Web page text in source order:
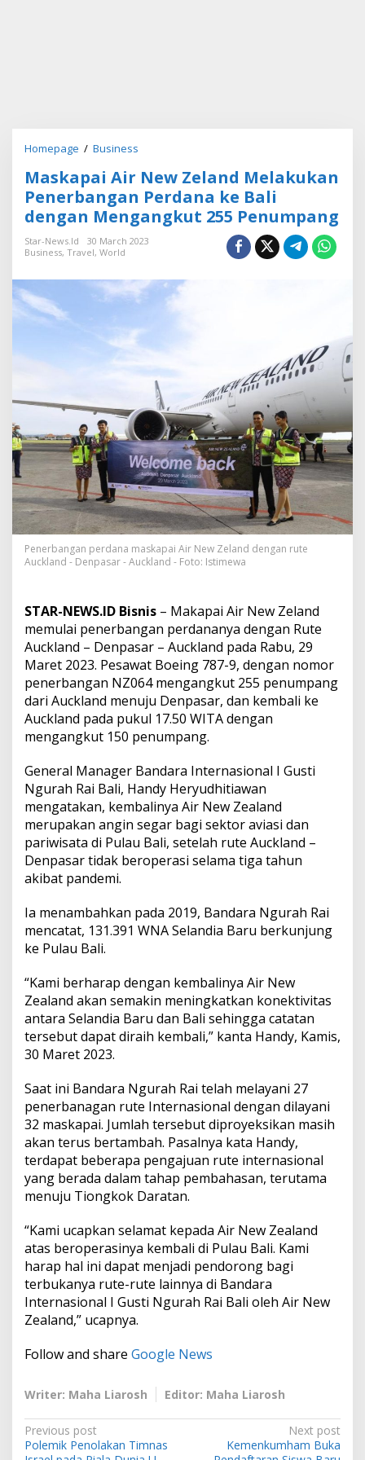
Homepage / Business
p
a
i
r
e
n
M
e
l
a
k
u
k
a
n
e
r
b
a
n
g
a
n
P
r
d
a
n
a
k
e
B
i
d
e
a
n
M
e
n
n
g
k
u
t
2
5
5
P
n
u
m
p
a
n
Maskapai Air New Zeland Melakukan
Penerbangan Perdana ke Bali
dengan Mengangkut 255 Penumpang
Star-News.id
30 March 2023
Business, Travel, World
Penerbangan perdana maskapai Air New Zeland dengan rute
Auckland - Denpasar - Auckland - Foto: Istimewa
STAR-NEWS.ID Bisnis – Makapai Air New Zeland
memulai penerbangan perdananya dengan Rute
Auckland – Denpasar – Auckland pada Rabu, 29
Maret 2023. Pesawat Boeing 787-9, dengan nomor
penerbangan NZ064 mengangkut 255 penumpang
dari Auckland menuju Denpasar, dan kembali ke
Auckland pada pukul 17.50 WITA dengan
mengangkut 150 penumpang.
General Manager Bandara Internasional I Gusti
Ngurah Rai Bali, Handy Heryudhitiawan
mengatakan, kembalinya Air New Zealand
merupakan angin segar bagi sektor aviasi dan
pariwisata di Pulau Bali, setelah rute Auckland –
Denpasar tidak beroperasi selama tiga tahun
akibat pandemi.
Ia menambahkan pada 2019, Bandara Ngurah Rai
mencatat, 131.391 WNA Selandia Baru berkunjung
ke Pulau Bali.
“Kami berharap dengan kembalinya Air New
Zealand akan semakin meningkatkan konektivitas
antara Selandia Baru dan Bali sehingga catatan
tersebut dapat diraih kembali,” kanta Handy, Kamis,
30 Maret 2023.
Saat ini Bandara Ngurah Rai telah melayani 27
penerbanagan rute Internasional dengan dilayani
32 maskapai. Jumlah tersebut diproyeksikan masih
akan terus bertambah. Pasalnya kata Handy,
terdapat beberapa pengajuan rute internasional
yang berada dalam tahap pembahasan, terutama
menuju Tiongkok Daratan.
“Kami ucapkan selamat kepada Air New Zealand
atas beroperasinya kembali di Pulau Bali. Kami
harap hal ini dapat menjadi pendorong bagi
terbukanya rute-rute lainnya di Bandara
Internasional I Gusti Ngurah Rai Bali oleh Air New
Zealand,” ucapnya.
Follow and share Google News
Writer: Maha Liarosh Editor: Maha Liarosh
P
Previous post
Polemik Penolakan Timnas
Next post
Kemenkumham Buka